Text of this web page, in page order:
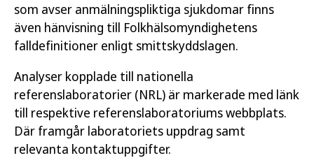
som avser anmälningspliktiga sjukdomar finns
även hänvisning till Folkhälsomyndighetens
falldefinitioner enligt smittskyddslagen.
Analyser kopplade till nationella
referenslaboratorier (NRL) är markerade med länk
till respektive referenslaboratoriums webbplats.
Där framgår laboratoriets uppdrag samt
relevanta kontaktuppgifter.